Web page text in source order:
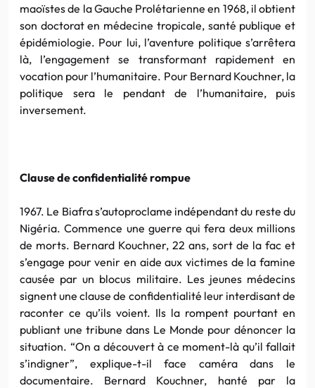
maoïstes de la Gauche Prolétarienne en 1968, il obtient
son doctorat en médecine tropicale, santé publique et
épidémiologie. Pour lui, l’aventure politique s’arrêtera
là, l’engagement se transformant rapidement en
vocation pour l’humanitaire. Pour Bernard Kouchner, la
politique sera le pendant de l’humanitaire, puis
inversement.
Clause de confidentialité rompue
1967. Le Biafra s’autoproclame indépendant du reste du
Nigéria. Commence une guerre qui fera deux millions
de morts. Bernard Kouchner, 22 ans, sort de la fac et
s’engage pour venir en aide aux victimes de la famine
causée par un blocus militaire. Les jeunes médecins
signent une clause de confidentialité leur interdisant de
raconter ce qu’ils voient. Ils la rompent pourtant en
publiant une tribune dans Le Monde pour dénoncer la
situation. “On a découvert à ce moment-là qu’il fallait
s’indigner”, explique-t-il face caméra dans le
documentaire. Bernard Kouchner, hanté par la